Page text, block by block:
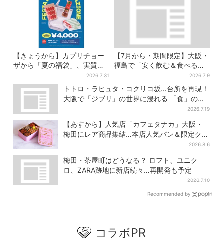
【きょうから】カプリチョー
ザから「夏の福袋」、実質無
料…？値段以上の食事券＆限
定アイテム付き
2026.7.31
【7月から・期間限定】大阪・
福島で「安く飲む＆食べる」
お得ワザ → 行列店のパン飲み
セット1100円など……人気店
から4選
2026.7.9
トトロ・ラピュタ・コクリコ坂…台所を再現！
大阪で「ジブリ」の世界に浸れる 「食」の展
2026.7.19
【あすから】人気店「カフェタナカ」大阪・
梅田にレア商品集結…本店人気パン＆限定クッ
2026.8.6
梅田・茶屋町はどうなる？ ロフト、ユニク
ロ、ZARA跡地に新店続々…再開発も予定
2026.7.10
Recommended by
コラボPR